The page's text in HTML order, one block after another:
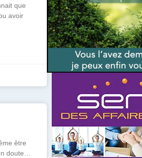
que
avoir
être
doute…